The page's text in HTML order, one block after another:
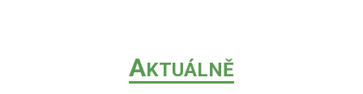
AKTUÁLNĚ